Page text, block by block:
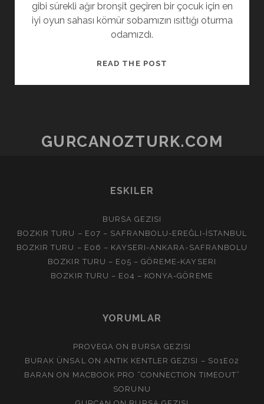
gibi sürekli ağır bronşit geçiren bir çocuk için en
iyi oyun sahası kömür sobamızın ısıttığı oturma
odamızdı.
READ THE POST
GURCANOZTURK.COM
ESKILER
BURSA GEZISI
BOZKIR TURU – E07 – SAFRANBOLU-EREĞLI-İSTANBUL
BOZKIR TURU – E06 – KAYSERI-ANKARA-SAFRANBOLU
BOZKIR TURU – E05 – GÖREME-KAYSERI
BOZKIR TURU – E04 – KONYA-GÖREME
YORUMLAR
PROVEGA ON BURSA GEZISI
BURAK ÜNSALON ANTIK KENTLER GEZISI – S01E02
BARAN ON MACBOOK PRO “CONNECTION TIMEOUT”
SORUNU